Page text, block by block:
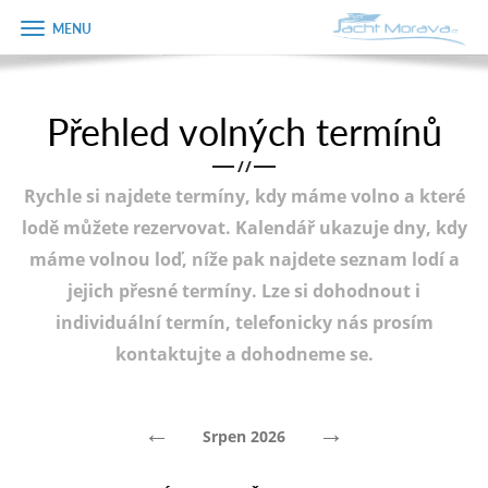
Úvodní strana
Plán plavby
Tipy na výlet
Fotogalerie
Zobrazit
menu
Přehled volných termínů
/ /
Rychle si najdete termíny, kdy máme volno a které
lodě můžete rezervovat. Kalendář ukazuje dny, kdy
máme volnou loď, níže pak najdete seznam lodí a
jejich přesné termíny. Lze si dohodnout i
individuální termín, telefonicky nás prosím
kontaktujte a dohodneme se.
← Srpen 2026 →
Objednávka
dárkového
Jméno
Telefon
E-mail